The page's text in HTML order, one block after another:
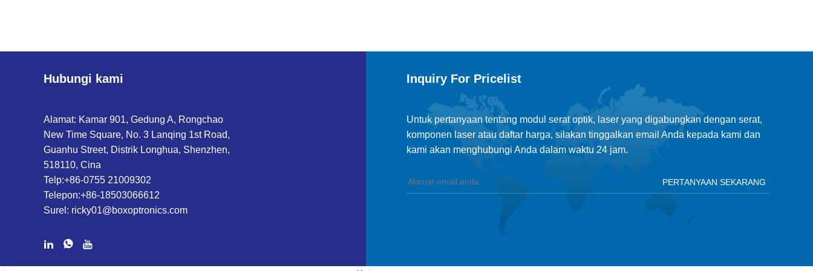
Hubungi kami
Alamat: Kamar 901, Gedung A, Rongchao
New Time Square, No. 3 Lanqing 1st Road,
Guanhu Street, Distrik Longhua, Shenzhen,
518110, Cina
Telp:+86-0755 21009302
Telepon:+86-18503066612
Surel: ricky01@boxoptronics.com
Inquiry For Pricelist
Untuk pertanyaan tentang modul serat optik, laser yang digabungkan dengan serat,
komponen laser atau daftar harga, silakan tinggalkan email Anda kepada kami dan
kami akan menghubungi Anda dalam waktu 24 jam.